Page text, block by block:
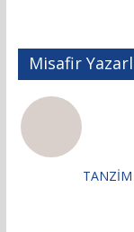
Misafir
TANZİM